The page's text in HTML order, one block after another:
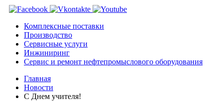
Комплексные поставки
Производство
Сервисные услуги
Инжиниринг
Сервис и ремонт нефтепромыслового оборудования
Главная
Новости
С Днем учителя!